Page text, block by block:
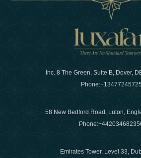
Inc. 8 The Green, Suite B, Dover,
Phone:+13477245725
58 New Bedford Road, Luton,
Phone:
Emirates Tower, Level 33,